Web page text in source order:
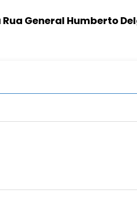
General Humberto